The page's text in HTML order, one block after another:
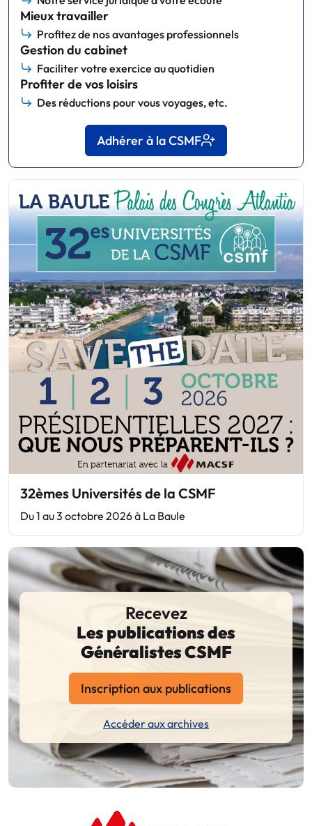
Mieux travailler
Profitez de nos avantages professionnels
Gestion du cabinet
Faciliter votre exercice au quotidien
Profiter de vos loisirs
Des réductions pour vous voyages, etc.
Adhérer à la CSMF
32èmes Universités de la CSMF
Du 1 au 3 octobre 2026 à La Baule
Recevez
Les publications des
Généralistes CSMF
Inscription aux publications
Accéder aux archives